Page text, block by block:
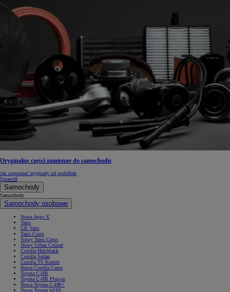
Oryginalne części zamienne do samochodu
Jak rozpoznać oryginały od podróbek
Sprawdź
Samochody
Samochody
Samochody osobowe
Nowe Aygo X
Yaris
GR Yaris
Yaris Cross
Nowy Yaris Cross
Nowy Urban Cruiser
Corolla Hatchback
Corolla Sedan
Corolla TS Kombi
Nowa Corolla Cross
Toyota C-HR
Toyota C-HR Plug-in
Nowa Toyota C-HR+
Nowa Toyota bZ4X